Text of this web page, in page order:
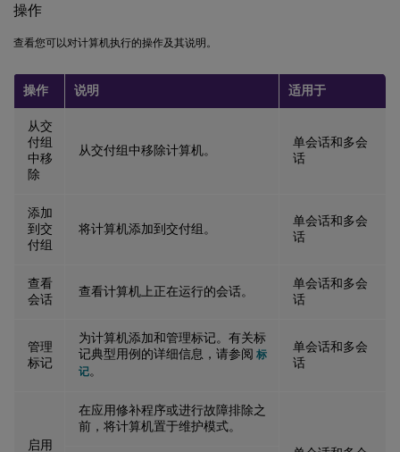
操作
查看您可以对计算机执行的操作及其说明。
操作 说明 适用于
从交
付组
中移
除
从交付组中移除计算机。
单会话和多会
话
添加
到交
付组
将计算机添加到交付组。
单会话和多会
话
查看
会话
查看计算机上正在运行的会话。
单会话和多会
话
管理
标记
为计算机添加和管理标记。有关标
记典型用例的详细信息，请参阅 标
记。
单会话和多会
话
启用
在应用修补程序或进行故障排除之
前，将计算机置于维护模式。